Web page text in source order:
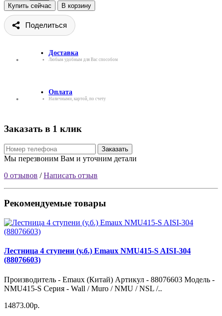
Купить сейчас В корзину
Поделиться
Доставка
Любым удобным для Вас способом
Оплата
Наличными, картой, по счету
Заказать в 1 клик
Заказать
Мы перезвоним Вам и уточним детали
0 отзывов /Написать отзыв
Рекомендуемые товары
Лестница 4 ступени (у.б.) Emaux NMU415-S AISI-304
(88076603)
Производитель - Emaux (Китай) Артикул - 88076603 Модель -
NMU415-S Серия - Wall / Muro / NMU / NSL /..
14873.00р.